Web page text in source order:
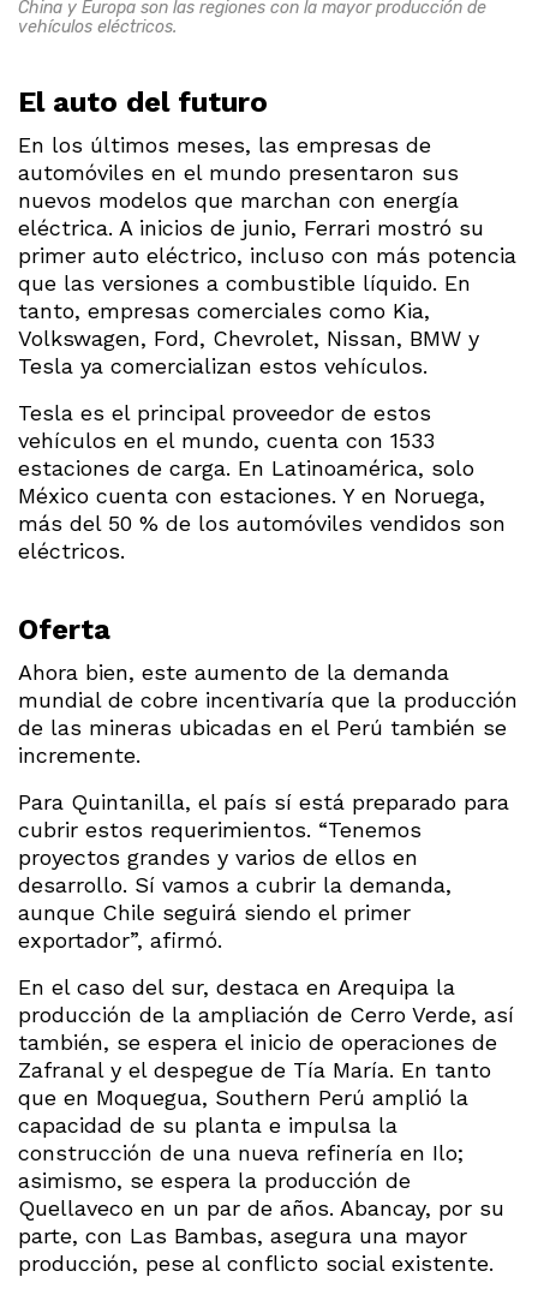
China y Europa son las regiones con la mayor producción de
vehículos eléctricos.
El auto del futuro
En los últimos meses, las empresas de
automóviles en el mundo presentaron sus
nuevos modelos que marchan con energía
eléctrica. A inicios de junio, Ferrari mostró su
primer auto eléctrico, incluso con más potencia
que las versiones a combustible líquido. En
tanto, empresas comerciales como Kia,
Volkswagen, Ford, Chevrolet, Nissan, BMW y
Tesla ya comercializan estos vehículos.
Tesla es el principal proveedor de estos
vehículos en el mundo, cuenta con 1533
estaciones de carga. En Latinoamérica, solo
México cuenta con estaciones. Y en Noruega,
más del 50 % de los automóviles vendidos son
eléctricos.
Oferta
Ahora bien, este aumento de la demanda
mundial de cobre incentivaría que la producción
de las mineras ubicadas en el Perú también se
incremente.
Para Quintanilla, el país sí está preparado para
cubrir estos requerimientos. “Tenemos
proyectos grandes y varios de ellos en
desarrollo. Sí vamos a cubrir la demanda,
aunque Chile seguirá siendo el primer
exportador”, afirmó.
En el caso del sur, destaca en Arequipa la
producción de la ampliación de Cerro Verde, así
también, se espera el inicio de operaciones de
Zafranal y el despegue de Tía María. En tanto
que en Moquegua, Southern Perú amplió la
capacidad de su planta e impulsa la
construcción de una nueva refinería en Ilo;
asimismo, se espera la producción de
Quellaveco en un par de años. Abancay, por su
parte, con Las Bambas, asegura una mayor
producción, pese al conflicto social existente.